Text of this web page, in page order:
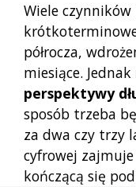
Wiele
półrocza,
miesiące. Jednak
perspektywy
sposób trzeba
za dwa czy trzy
cyfrowej
kończącą się